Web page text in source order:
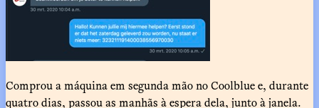
Comprou a máquina em segunda mão no Coolblue e, durante
quatro dias, passou as manhãs à espera dela, junto à janela.